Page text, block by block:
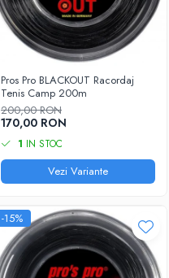
Pros Pro BLACKOUT Racordaj
Tenis Camp 200m
200,00 RON
170,00 RON
1 IN STOC
Vezi Variante
-15%